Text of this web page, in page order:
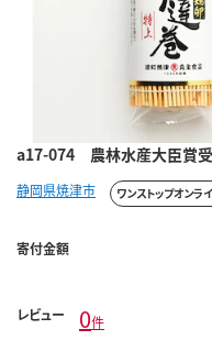
a17-074 農林水産大臣賞
静岡県焼津市 ワンストップオンラ
寄付金額
レビュー 0件